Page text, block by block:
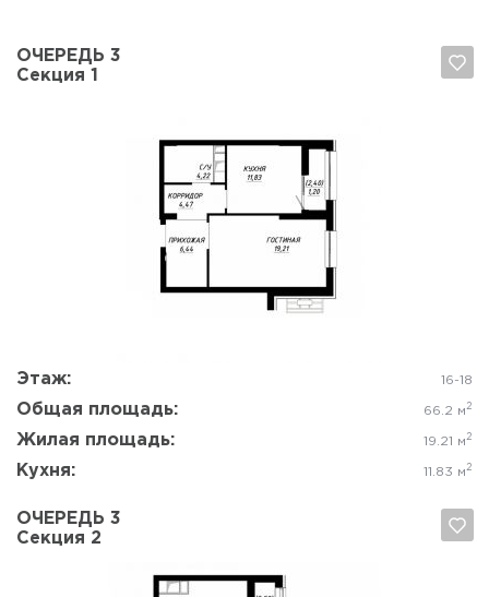
ОЧЕРЕДЬ 3
Секция 1
Этаж: 16-18
Общая площадь: 66.2 м 2
Жилая площадь: 19.21 м 2
Кухня: 11.83 м 2
ОЧЕРЕДЬ 3
Секция 2